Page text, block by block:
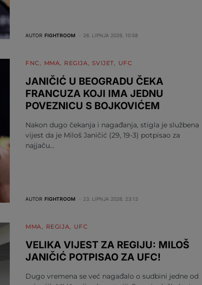
AUTOR FIGHTROOM 26. LIPNJA 2026. 10:58
FNC MMA REGIJA SVIJET UFC
JANIČIĆ U BEOGRADU ČEKA
FRANCUZA KOJI IMA JEDNU
POVEZNICU S BOJKOVIĆEM
Nakon dugo čekanja i nagađanja, stigla je službena
vijest da je Miloš Janičić (29, 19-3) potpisao za
najjaču…
AUTOR FIGHTROOM 23. LIPNJA 2026. 23:13
MMA REGIJA UFC
VELIKA VIJEST ZA REGIJU: MILOŠ
JANIČIĆ POTPISAO ZA UFC!
Dugo vremena se već nagađalo o sudbini jedne od